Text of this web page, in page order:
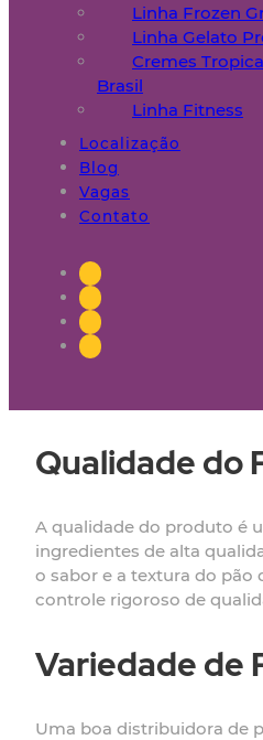
Linha Frozen
Linha Gelato
Cremes
Brasil
Linha Fitness
Localização
Blog
Vagas
Contato
Qualidade do
A qualidade do produto é
ingredientes de alta
o sabor e a textura do pão
controle rigoroso de
Variedade de
Uma boa distribuidora de